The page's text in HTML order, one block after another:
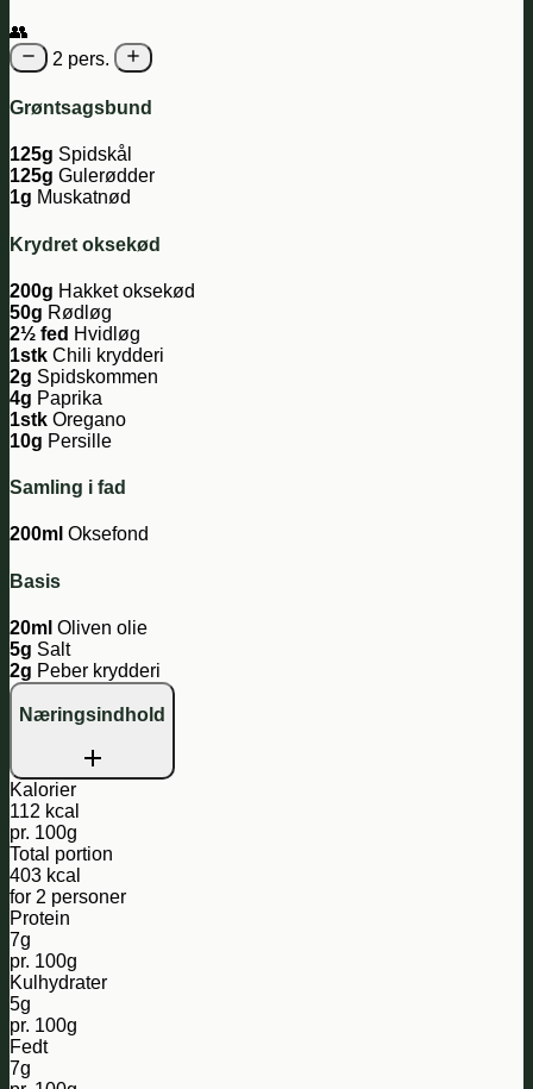
👥
2 pers.
Grøntsagsbund
125g Spidskål
125g Gulerødder
1g Muskatnød
Krydret oksekød
200g Hakket oksekød
50g Rødløg
2½ fed Hvidløg
1stk Chili krydderi
2g Spidskommen
4g Paprika
1stk Oregano
10g Persille
Samling i fad
200ml Oksefond
Basis
20ml Oliven olie
5g Salt
2g Peber krydderi
Næringsindhold
Kalorier
112 kcal
pr. 100g
Total portion
403 kcal
for 2 personer
Protein
7g
pr. 100g
Kulhydrater
5g
pr. 100g
Fedt
7g